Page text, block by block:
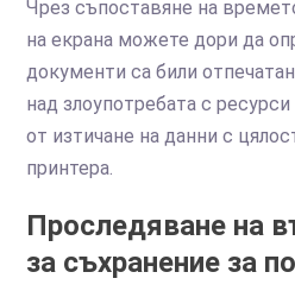
Чрез съпоставяне на
на екрана можете дори да
документи са били
над злоупотребата с
от изтичане на данни с
принтера.
Проследяване на
за съхранение за